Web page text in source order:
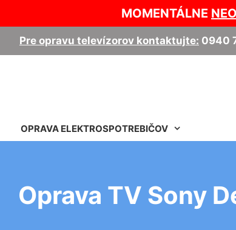
MOMENTÁLNE
Pre opravu televízorov kontaktujte: 0940
OPRAVA ELEKTROSPOTREBIČOV
Oprava TV Sony